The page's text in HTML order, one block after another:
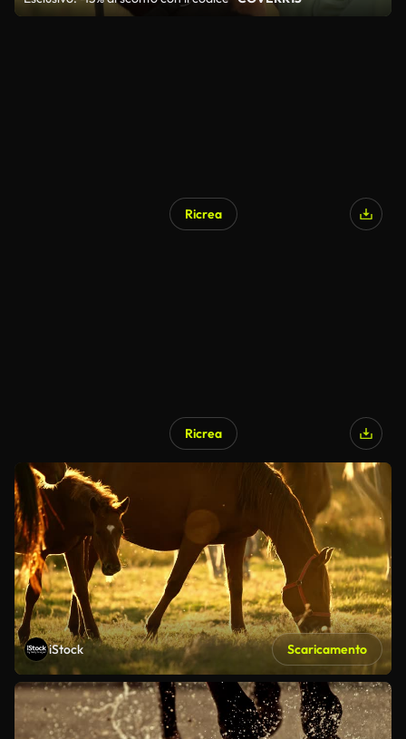
Ricrea
Ricrea
iStock Scaricamento